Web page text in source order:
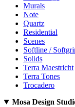
Murals
Note
Quartz
Residential
Scenes
Softline /
Solids
Terra Maestricht
Terra Tones
Trocadero
Mosa Design